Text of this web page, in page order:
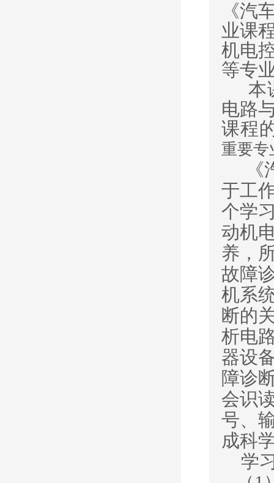
《汽
业课
机电
等专
本
电路
课程
重要专
于工
个学
动机
养，
故障
机系
断的
析电
器设
障诊
会识
号、
成科
学